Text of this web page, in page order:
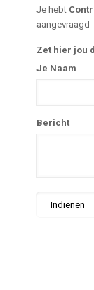
Je hebt
aangevraagd
Zet hier jou
Je Naam
Bericht